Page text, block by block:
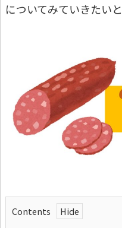
についてみていきたいと
Contents